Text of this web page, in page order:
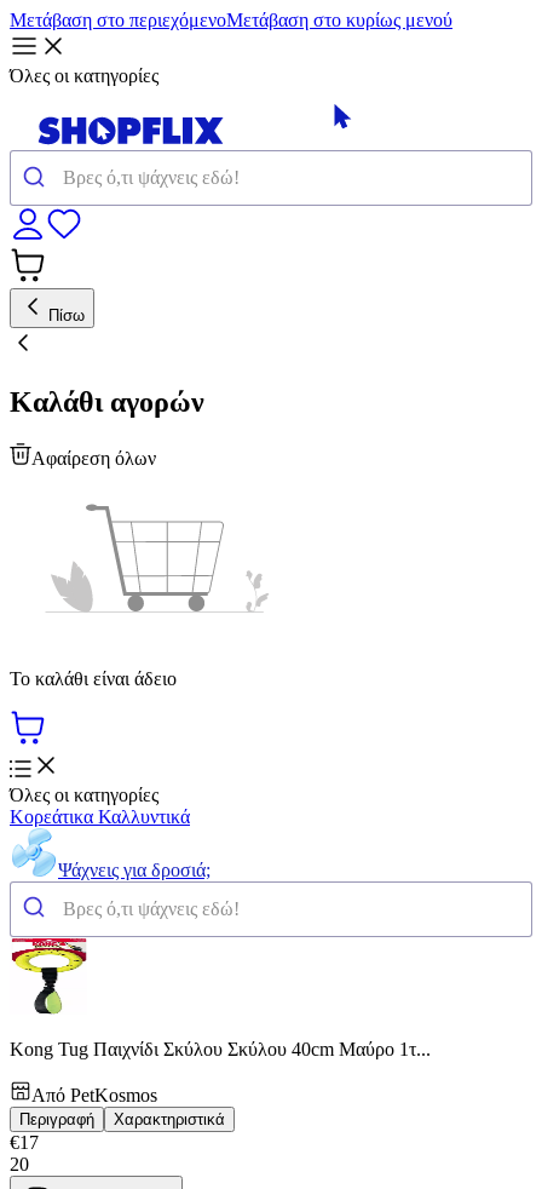
Μετάβαση στο περιεχόμενοΜετάβαση στο κυρίως μενού
Όλες οι κατηγορίες
Πίσω
Καλάθι αγορών
Αφαίρεση όλων
Το καλάθι είναι άδειο
Όλες οι κατηγορίες
Κορεάτικα Καλλυντικά
Ψάχνεις για δροσιά;
Kong Tug Παιχνίδι Σκύλου Σκύλου 40cm Μαύρο 1τ...
Από PetKosmos
Περιγραφή Χαρακτηριστικά
€17
20